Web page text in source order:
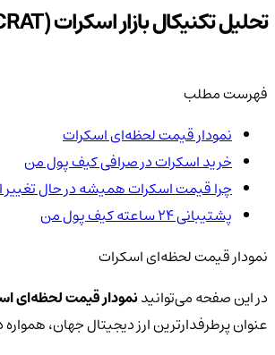
تحلیل تکنیکال بازار اسکرات (SCRAT)
فهرست مطلب
نمودار قیمت لحظه‌ای اسکرات
خرید اسکرات در صرافی کیف پول من
چرا قیمت اسکرات همیشه در حال
پشتیبانی ۲۴ ساعته کیف پول من
نمودار قیمت لحظه‌ای اسکرات
در این صفحه می‌توانیدنمودار قیمت لحظه‌ای
عنوان پرطرفدارترین ارز دیجیتال جهان،